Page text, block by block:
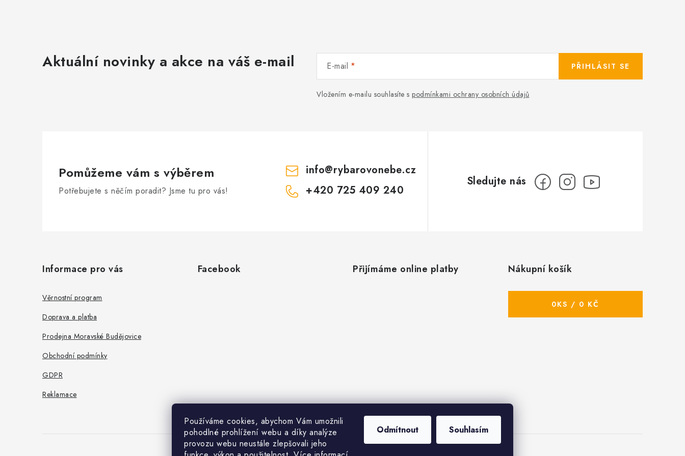
Používáme cookies, abychom Vám umožnili
pohodlné prohlížení webu a díky analýze
provozu webu neustále zlepšovali jeho
Odmítnout Souhlasím
Aktuální novinky a akce na váš e-mail E-mail
Vložením e-mailu souhlasíte s podmínkami ochrany osobních údajů
PŘIHLÁSIT SE
Pomůžeme vám s výběrem
Potřebujete s něčím poradit? Jsme tu pro vás!
info@rybarovonebe.cz
+420 725 409 240
Informace pro vás
Věrnostní program
Doprava a platba
Prodejna Moravské Budějovice
Obchodní podmínky
GDPR
Reklamace
Facebook Přijímáme online platby Nákupní košík
0KS / 0 KČ